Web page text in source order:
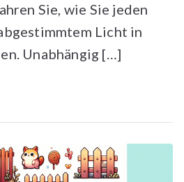
Sie, wie Sie jeden
Licht in
Unabhängig […]